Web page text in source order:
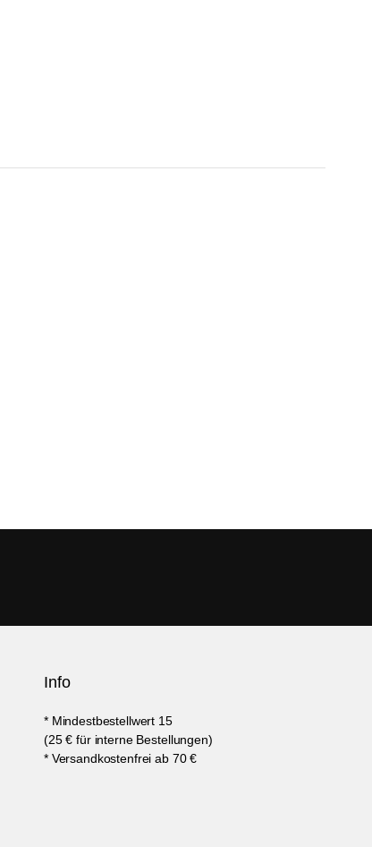
Info
* Mindestbestellwert 15
(25 € für interne Bestellungen)
* Versandkostenfrei ab 70 €